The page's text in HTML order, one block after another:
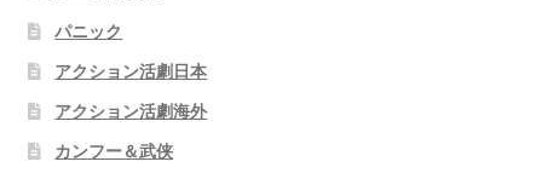
パニック
アクション活劇日本
アクション活劇海外
カンフー＆武侠